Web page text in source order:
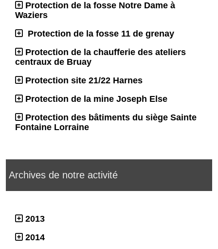
Protection de la fosse Notre Dame à
Waziers
Protection de la fosse 11 de grenay
Protection de la chaufferie des ateliers
centraux de Bruay
Protection site 21/22 Harnes
Protection de la mine Joseph Else
Protection des bâtiments du siège Sainte
Fontaine Lorraine
Archives de notre activité
2013
2014